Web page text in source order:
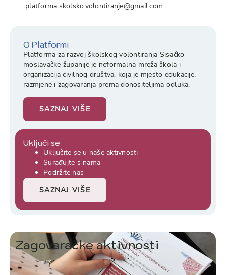
platforma.skolsko.volontiranje@gmail.com
O Platformi
Platforma za razvoj školskog volontiranja Sisačko-
moslavačke županije je neformalna mreža škola i
organizacija civilnog društva, koja je mjesto edukacije,
razmjene i zagovaranja prema donositeljima odluka.
SAZNAJ VIŠE
Uključi se
Uključite se u naše aktivnosti
Surađujte s nama
Podržite nas
SAZNAJ VIŠE
Zagovaračke aktivnosti